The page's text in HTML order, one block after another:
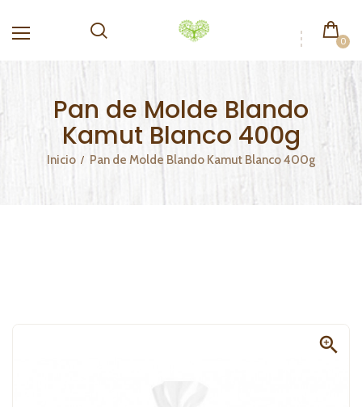
0
Pan de Molde Blando
Kamut Blanco 400g
Inicio Pan de Molde Blando Kamut Blanco 400g
